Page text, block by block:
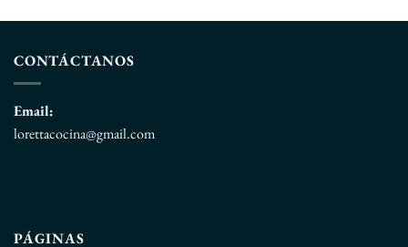
CONTÁCTANOS
Email:
lorettacocina@gmail.com
PÁGINAS